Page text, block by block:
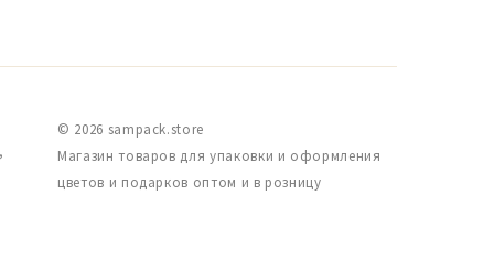
© 2026 sampack.store
Магазин товаров для упаковки и оформления
цветов и подарков оптом и в розницу